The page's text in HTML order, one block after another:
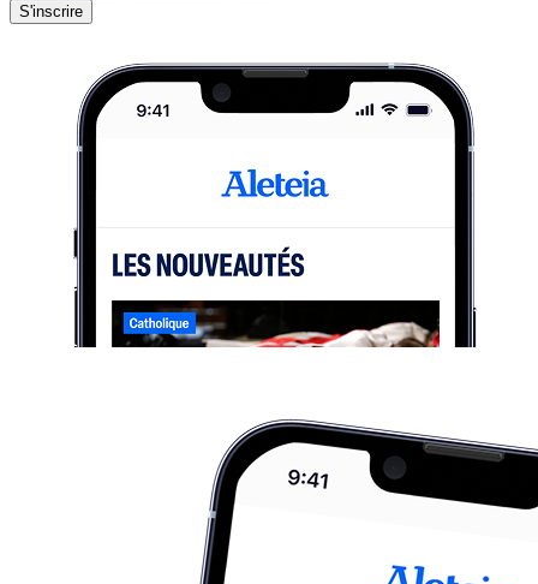
S'inscrire